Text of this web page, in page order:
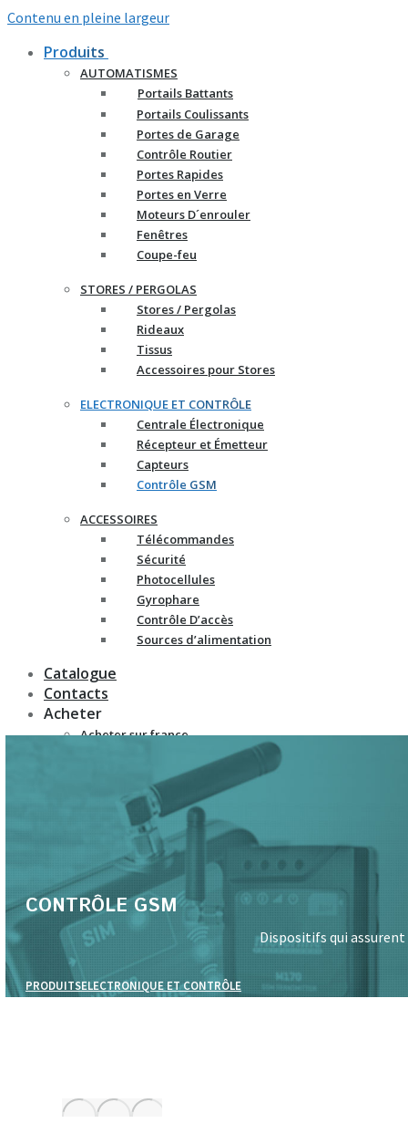
Contenu en pleine largeur
Produits
AUTOMATISMES
Portails Battants
Portails Coulissants
Portes de Garage
Contrôle Routier
Portes Rapides
Portes en Verre
Moteurs D´enrouler
Fenêtres
Coupe-feu
STORES / PERGOLAS
Stores / Pergolas
Rideaux
Tissus
Accessoires pour Stores
ELECTRONIQUE ET CONTRÔLE
Centrale Électronique
Récepteur et Émetteur
Capteurs
Contrôle GSM
ACCESSOIRES
Télécommandes
Sécurité
Photocellules
Gyrophare
Contrôle D’accès
Sources d’alimentation
Catalogue
Contacts
Acheter
Acheter sur france-
CONTRÔLE GSM
Dispositifs qui
PRODUITSELECTRONIQUE ET CONTRÔLE